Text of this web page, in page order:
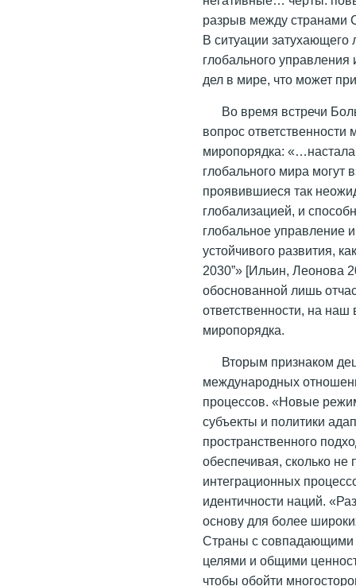
разрыв между странами
В ситуации
глобального управления
дел в мире, что может
Во время встречи
вопрос
миропорядка:
глобального мира могут
проявившиеся так
глобализацией, и
глобальное управление
устойчивого развития,
2030”» [Ильин, Леонова
обоснованной лишь
ответственности, на
миропорядка.
Вторым признаком
международных
процессов. «Новые
субъекты и политики
пространственного
обеспечивая, сколько не
интеграционных
идентичности наций.
основу для более
Страны с совпадающими
целями и общими
чтобы обойти